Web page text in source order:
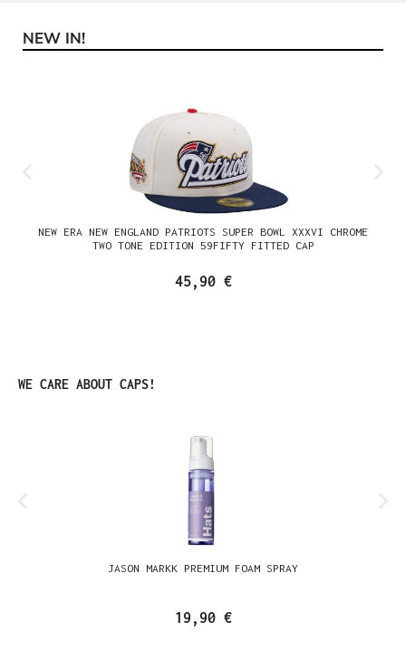
Produktgalerie überspringen
NEW IN!
NEW ERA NEW ENGLAND PATRIOTS SUPER BOWL XXXVI CHROME
TWO TONE EDITION 59FIFTY FITTED CAP
45,90 €
Produktgalerie überspringen
WE CARE ABOUT CAPS!
JASON MARKK PREMIUM FOAM SPRAY
19,90 €